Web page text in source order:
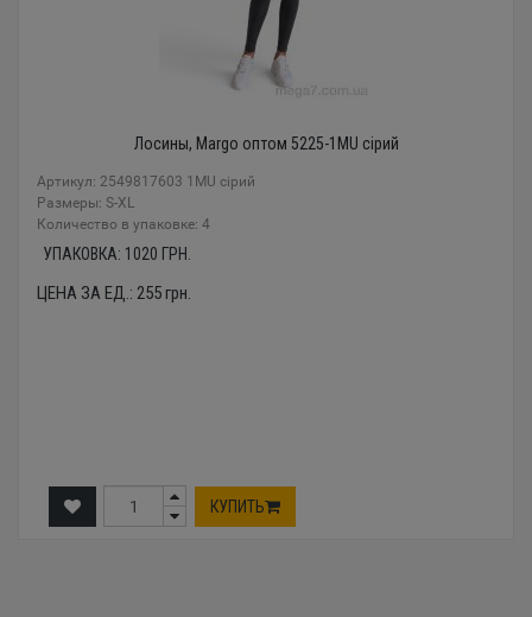
Лосины, Margo оптом 5225-1MU сірий
Артикул: 2549817603 1MU сірий
Размеры: S-XL
Количество в упаковке: 4
УПАКОВКА: 1020 ГРН.
ЦЕНА ЗА ЕД.: 255грн.
КУПИТЬ